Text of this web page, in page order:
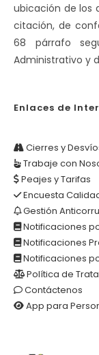
ubicación de los
citación, de
68 párrafo
Administrativo y
Enlaces de
Cierres y
Trabaje con
Peajes y Tarifas
Encuesta
Gestión
Notificaciones
Notificaciones
Notificaciones
Política de
Contáctenos
App para